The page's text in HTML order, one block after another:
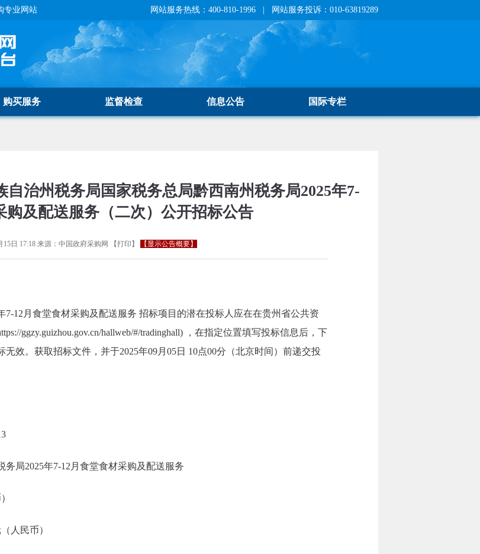
专业网站 网站服务热线：400-810-1996 | 网站服务投诉：010-63819289
购买服务 监督检查 信息公告 国际专栏
自治州税务局国家税务总局黔西南州税务局2025年7-
购及配送服务（二次）公开招标公告
15日 17:18来源： 中国政府采购网 【打印 】 【显示公告概要】
7-12月食堂食材采购及配送服务 招标项目的潜在投标人应在在贵州省公共资
ggzy.guizhou.gov.cn/hallweb/#/tradinghall) ，在指定位置填写投标信息后，下
效。获取招标文件，并于2025年09月05日 10点00分（北京时间）前递交投
局2025年7-12月食堂食材采购及配送服务
人民币）